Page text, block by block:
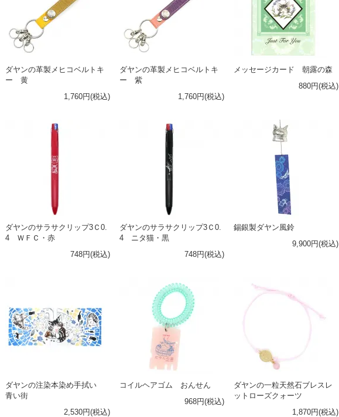
ダヤンの革製メヒコベルトキ
ー 黄
1,760円(税込)
ダヤンの革製メヒコベルトキ
ー 紫
1,760円(税込)
メッセージカード 朝露の森
880円(税込)
ダヤンのサラサクリップ3Ｃ0.
4 ＷＦＣ・赤
748円(税込)
ダヤンのサラサクリップ3Ｃ0.
4 ニタ猫・黒
748円(税込)
錫銀製ダヤン風鈴
9,900円(税込)
ダヤンの注染本染め手拭い
青い街
2,530円(税込)
コイルヘアゴム おんせん
968円(税込)
ダヤンの一粒天然石ブレスレ
ットローズクォーツ
1,870円(税込)